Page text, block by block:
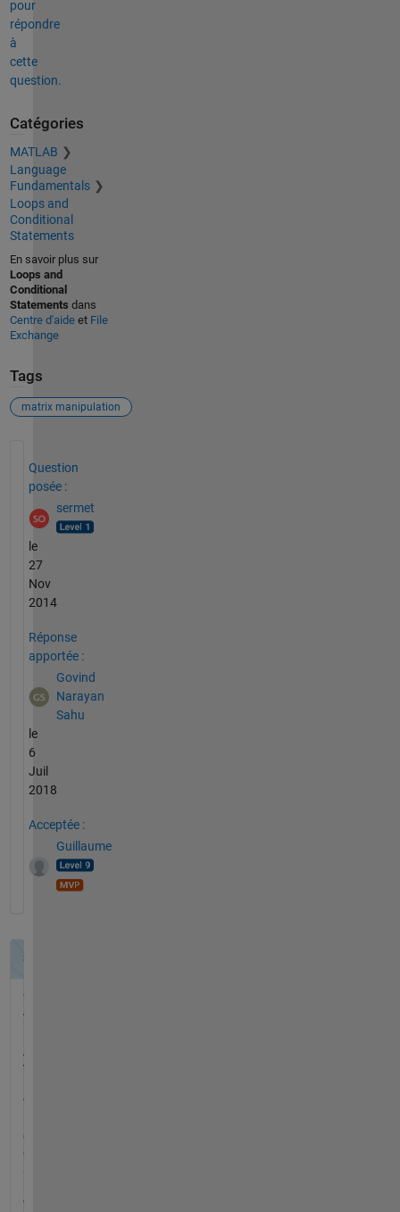
pour
répondre
à
cette
question.
Catégories
MATLAB
Language
Fundamentals
Loops and
Conditional
Statements
En savoir plus sur
Loops and
Conditional
Statements dans
Centre d'aideet File
Exchange
Tags
matrix manipulation
Question
posée :
sermet
le
27
Nov
2014
Réponse
apportée :
Govind
Narayan
Sahu
le
6
Juil
2018
Acceptée :
Guillaume